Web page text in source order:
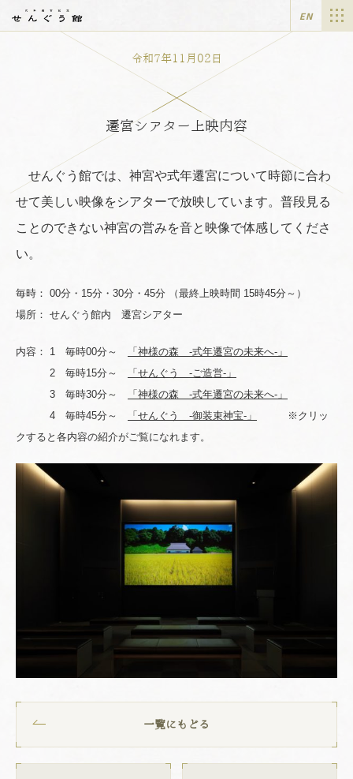
EN
令和7年11月02日
遷宮シアター上映内容
せんぐう館では、神宮や式年遷宮について時節に合わ
せて美しい映像をシアターで放映しています。普段見る
ことのできない神宮の営みを音と映像で体感してくださ
い。
毎時： 00分・15分・30分・45分 （最終上映時間 15時45分～）
場所： せんぐう館内 遷宮シアター
内容： 1 毎時00分～
「神様の森 -式年遷宮の未来へ-」
2 毎時15分～
「せんぐう -ご造営-」
3 毎時30分～
「神様の森 -式年遷宮の未来へ-」
4 毎時45分～
「せんぐう -御装束神宝-」
※クリッ
クすると各内容の紹介がご覧になれます。
一覧にもどる